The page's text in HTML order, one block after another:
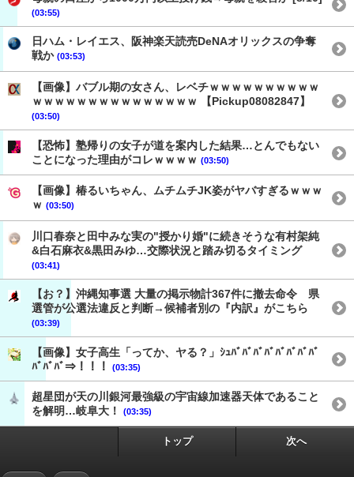
(03:55)
日ハム・レイエス、阪神楽天読売DeNAオリックスの争奪
戦か (03:53)
【画像】バブル期の女さん、レベチｗｗｗｗｗｗｗｗｗｗ
ｗｗｗｗｗｗｗｗｗｗｗｗｗｗｗ 【Pickup08082847】
(03:50)
【恐怖】塾帰りの女子が道を案内した結果…とんでもない
ことになった理由がコレｗｗｗｗ (03:50)
【画像】椿るいちゃん、ムチムチJK姿がヤバすぎるｗｗｗ
ｗ (03:50)
川口春奈と田中みな実の"授かり婚"に続きそうな有村架純
&白石麻衣&黒田みゆ…交際状況と踏み切るタイミング
(03:41)
【お？】沖縄知事選 大量の掲示物計367件に撤去命令 県
選管が公選法違反と判断→候補者別の『内訳』がこちら
(03:39)
【画像】女子高生「ってか、ヤる？」ｼｭﾊﾞﾊﾞﾊﾞﾊﾞﾊﾞﾊﾞﾊﾞﾊﾞ
ﾊﾞﾊﾞﾊﾞ⇒！！！
(03:35)
超星団が天の川銀河最強級の宇宙線加速器天体であること
を解明…岐阜大！
(03:35)
トップ 次へ